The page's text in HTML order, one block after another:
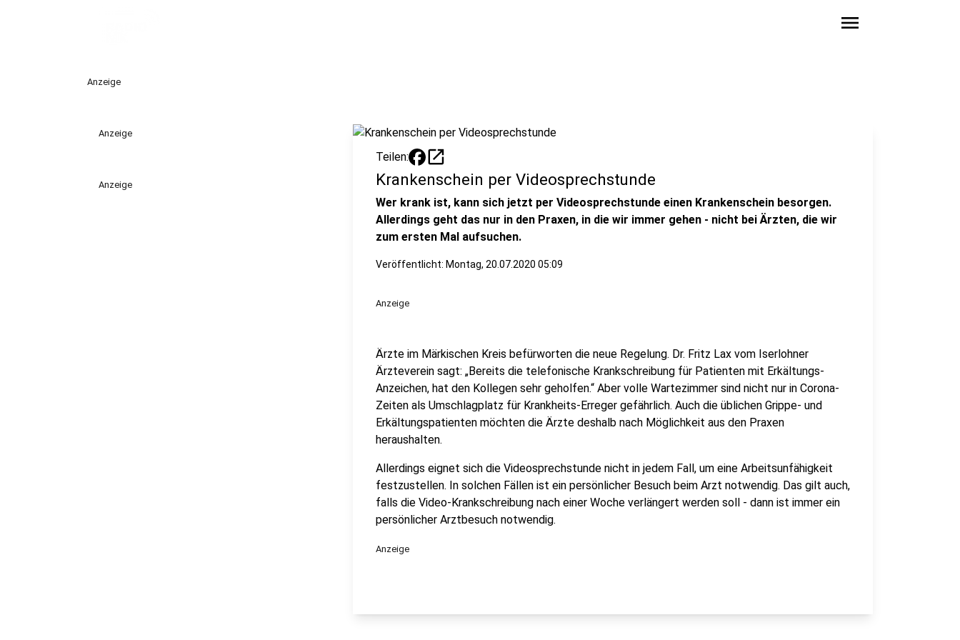
menu
Anzeige
Anzeige
Anzeige
Teilen: open_in_new
Krankenschein per Videosprechstunde
Wer krank ist, kann sich jetzt per Videosprechstunde einen Krankenschein besorgen.
Allerdings geht das nur in den Praxen, in die wir immer gehen - nicht bei Ärzten, die wir
zum ersten Mal aufsuchen.
Veröffentlicht: Montag, 20.07.2020 05:09
Anzeige
Ärzte im Märkischen Kreis befürworten die neue Regelung. Dr. Fritz Lax vom Iserlohner
Ärzteverein sagt: „Bereits die telefonische Krankschreibung für Patienten mit Erkältungs-
Anzeichen, hat den Kollegen sehr geholfen.“ Aber volle Wartezimmer sind nicht nur in Corona-
Zeiten als Umschlagplatz für Krankheits-Erreger gefährlich. Auch die üblichen Grippe- und
Erkältungspatienten möchten die Ärzte deshalb nach Möglichkeit aus den Praxen
heraushalten.
Allerdings eignet sich die Videosprechstunde nicht in jedem Fall, um eine Arbeitsunfähigkeit
festzustellen. In solchen Fällen ist ein persönlicher Besuch beim Arzt notwendig. Das gilt auch,
falls die Video-Krankschreibung nach einer Woche verlängert werden soll - dann ist immer ein
persönlicher Arztbesuch notwendig.
Anzeige